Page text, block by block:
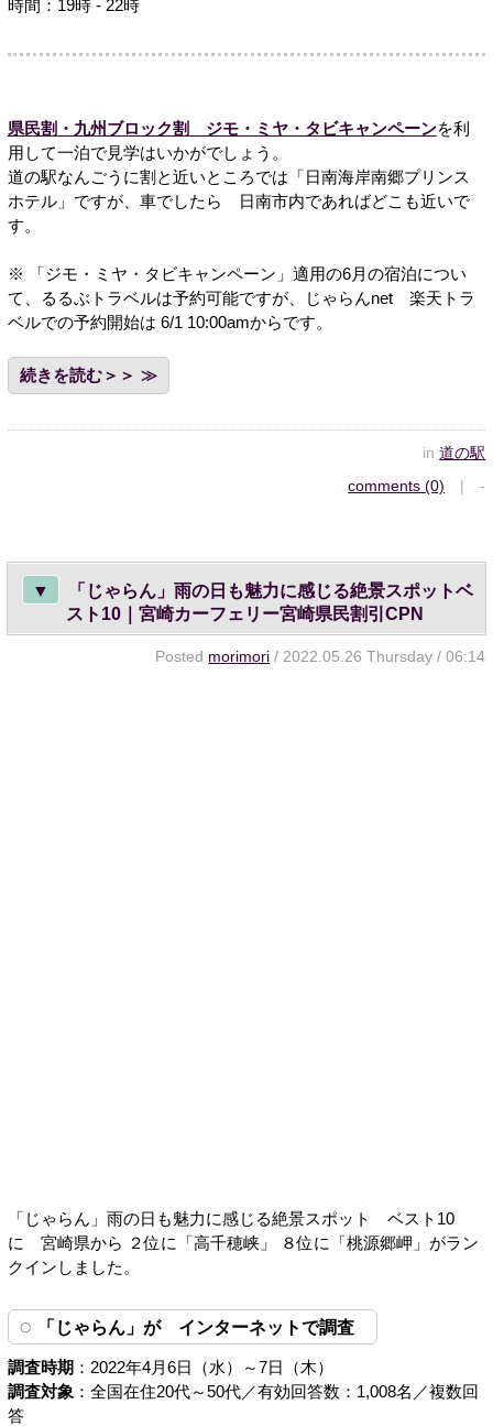
時間：19時 - 22時
県民割・九州ブロック割 ジモ・ミヤ・タビキャンペーンを利
用して一泊で見学はいかがでしょう。
道の駅なんごうに割と近いところでは「日南海岸南郷プリンス
ホテル」ですが、車でしたら 日南市内であればどこも近いで
す。
※ 「ジモ・ミヤ・タビキャンペーン」適用の6月の宿泊につい
て、るるぶトラベルは予約可能ですが、じゃらんnet 楽天トラ
ベルでの予約開始は 6/1 10:00amからです。
続きを読む＞＞
in道の駅
comments (0) | -
▼
「じゃらん」雨の日も魅力に感じる絶景スポットベ
スト10｜宮崎カーフェリー宮崎県民割引CPN
Posted morimori / 2022.05.26 Thursday / 06:14
「じゃらん」雨の日も魅力に感じる絶景スポット ベスト10
に 宮崎県から ２位に「高千穂峡」 ８位に「桃源郷岬」がラン
クインしました。
「じゃらん」が インターネットで調査
調査時期 ：2022年4月6日（水）～7日（木）
調査対象 ：全国在住20代～50代／有効回答数：1,008名／複数回
答